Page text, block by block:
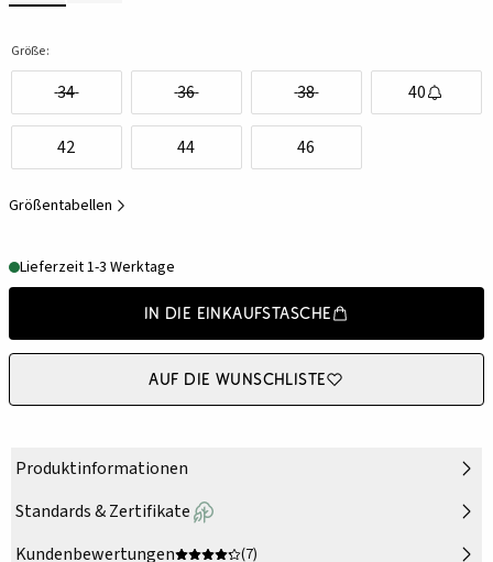
Größe:
34 36 38 40
42 44 46
Größentabellen
Lieferzeit 1-3 Werktage
In die Einkaufstasche
Auf die Wunschliste
Produktinformationen
Standards & Zertifikate
Kundenbewertungen
(7)